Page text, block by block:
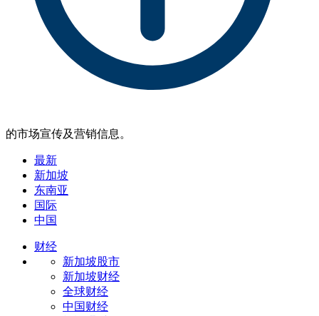
的市场宣传及营销信息。
最新
新加坡
东南亚
国际
中国
财经
新加坡股市
新加坡财经
全球财经
中国财经